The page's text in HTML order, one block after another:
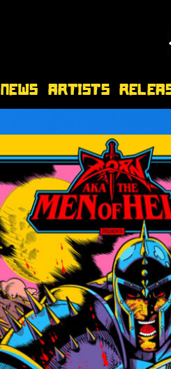
News Artists